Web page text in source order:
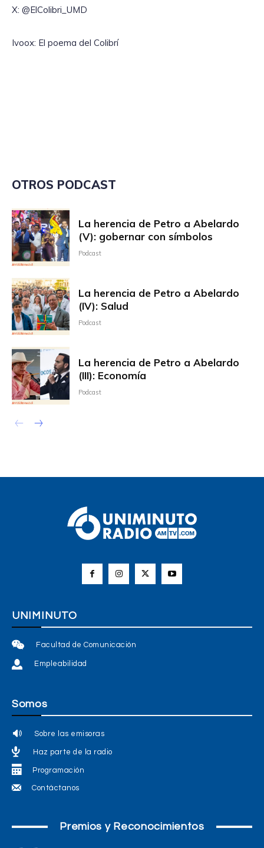
X: @ElColibri_UMD
Ivoox: El poema del Colibrí
OTROS PODCAST
La herencia de Petro a Abelardo
(V): gobernar con símbolos
Podcast
La herencia de Petro a Abelardo
(IV): Salud
Podcast
La herencia de Petro a Abelardo
(III): Economía
Podcast
UNIMINUTO
Facultad de Comunicación
Empleabilidad
Somos
Sobre las emisoras
Haz parte de la radio
Programación
Contáctanos
Premios y Reconocimientos